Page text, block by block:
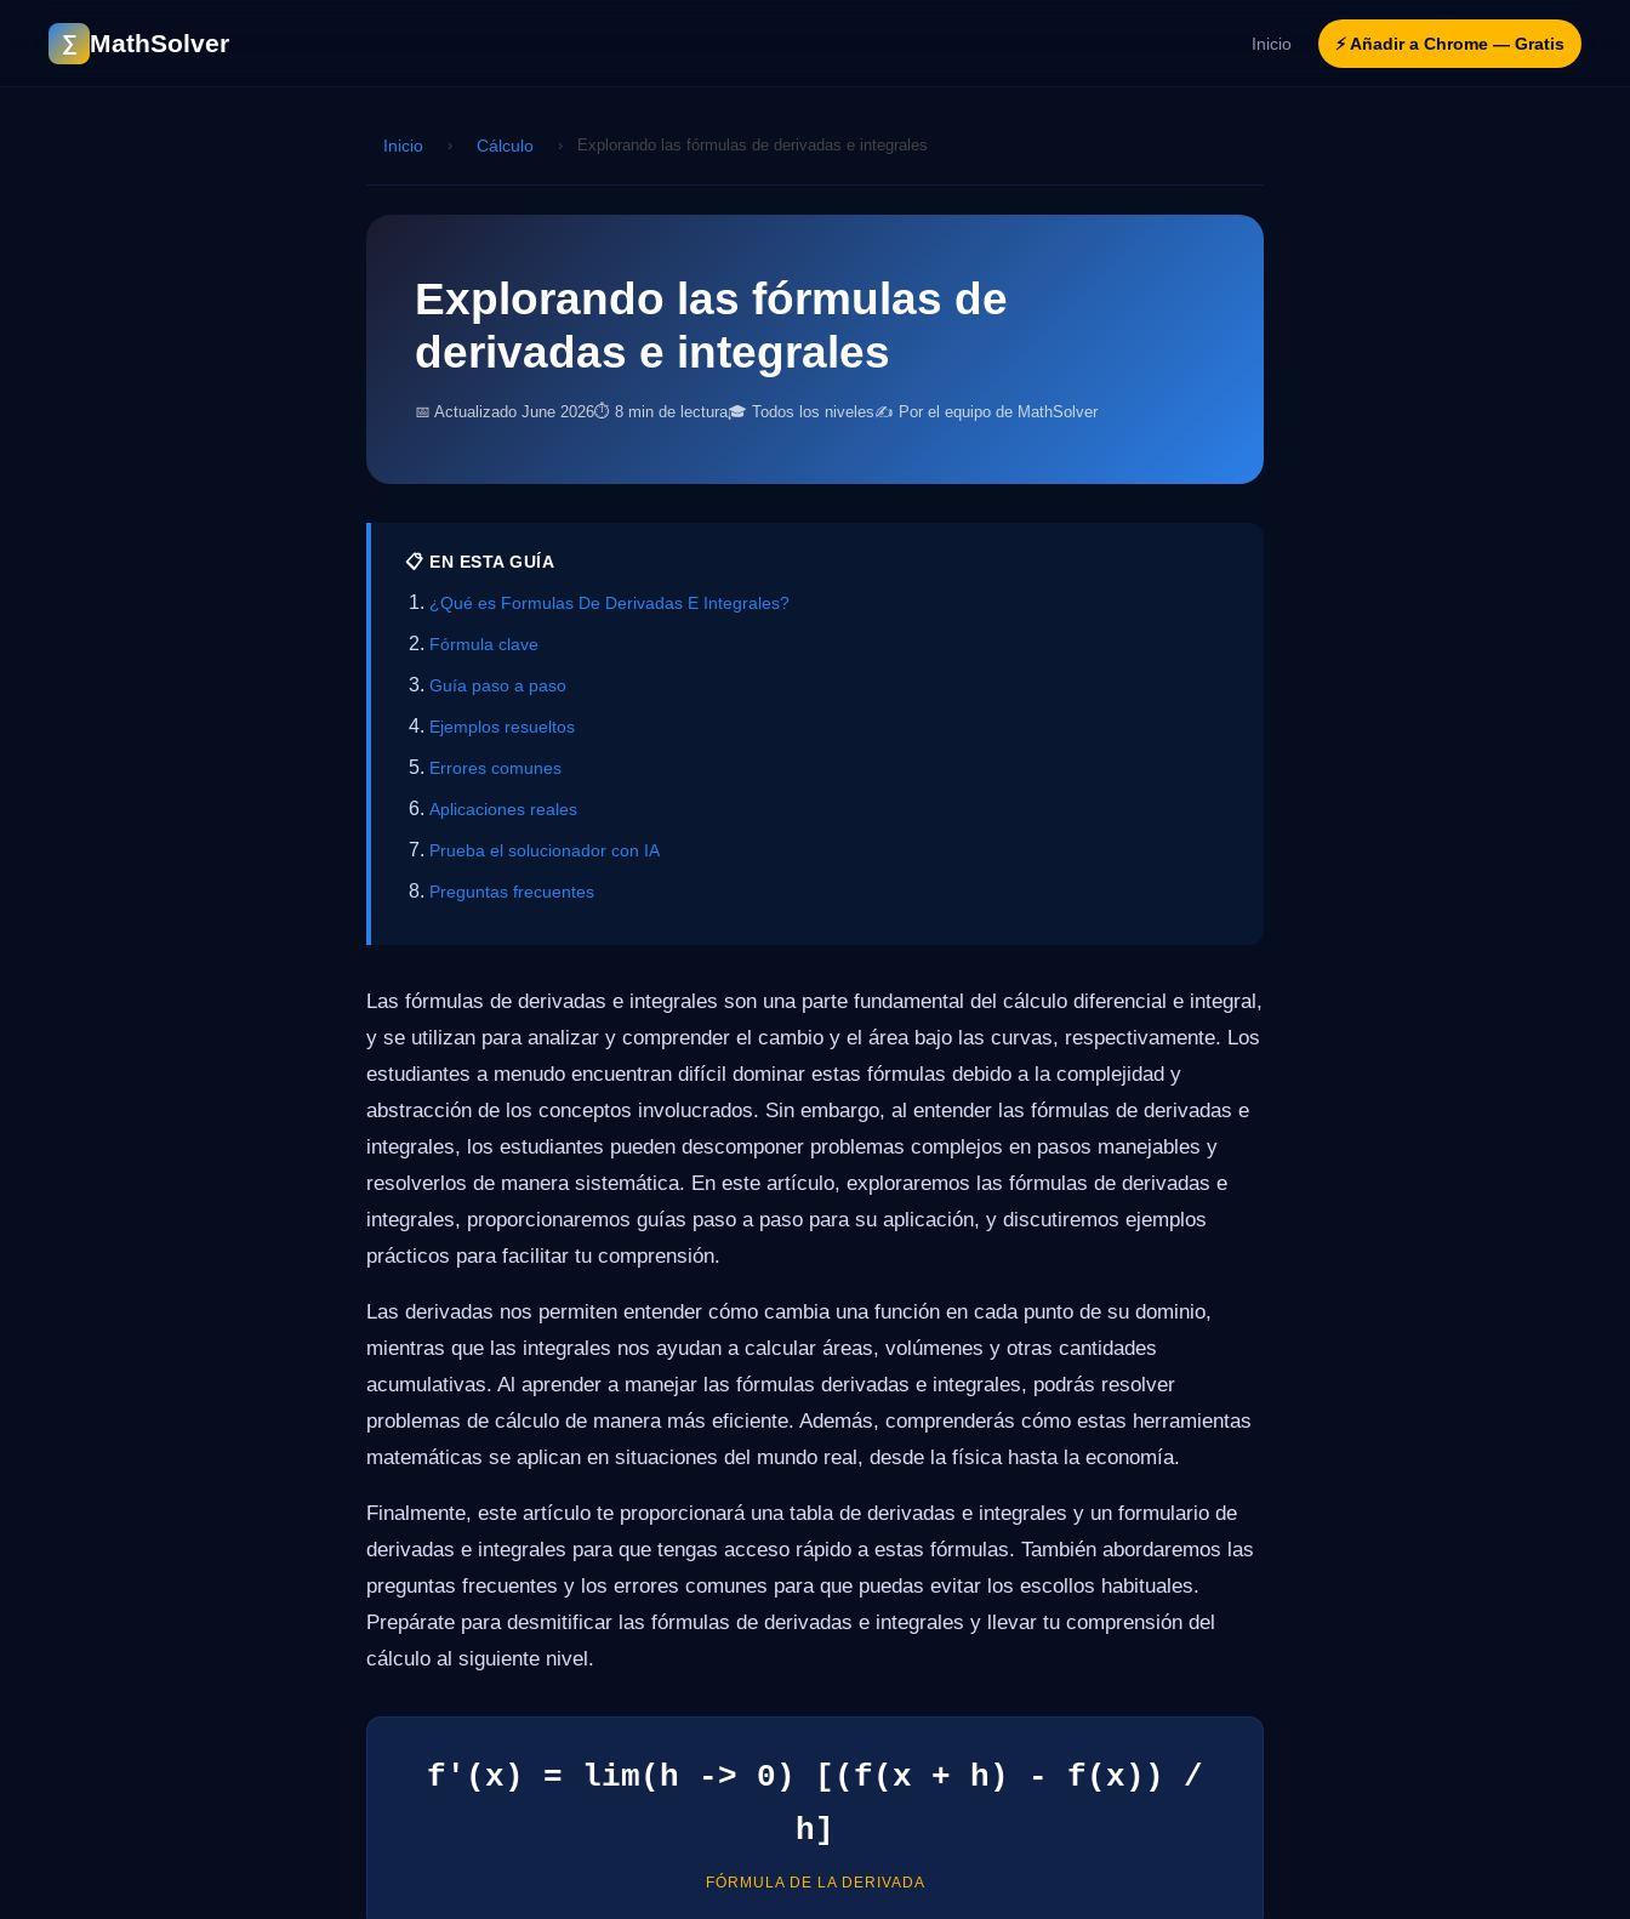
∑ MathSolver Inicio ⚡ Añadir a Chrome — Gratis
Inicio › Cálculo › Explorando las fórmulas de derivadas e integrales
Explorando las fórmulas de
derivadas e integrales
📅 Actualizado June 2026⏱ 8 min de lectura🎓 Todos los niveles✍️ Por el equipo de MathSolver
📋 EN ESTA GUÍA
¿Qué es Formulas De Derivadas E Integrales?
Fórmula clave
Guía paso a paso
Ejemplos resueltos
Errores comunes
Aplicaciones reales
Prueba el solucionador con IA
Preguntas frecuentes
Las fórmulas de derivadas e integrales son una parte fundamental del cálculo diferencial e integral,
y se utilizan para analizar y comprender el cambio y el área bajo las curvas, respectivamente. Los
estudiantes a menudo encuentran difícil dominar estas fórmulas debido a la complejidad y
abstracción de los conceptos involucrados. Sin embargo, al entender las fórmulas de derivadas e
integrales, los estudiantes pueden descomponer problemas complejos en pasos manejables y
resolverlos de manera sistemática. En este artículo, exploraremos las fórmulas de derivadas e
integrales, proporcionaremos guías paso a paso para su aplicación, y discutiremos ejemplos
prácticos para facilitar tu comprensión.
Las derivadas nos permiten entender cómo cambia una función en cada punto de su dominio,
mientras que las integrales nos ayudan a calcular áreas, volúmenes y otras cantidades
acumulativas. Al aprender a manejar las fórmulas derivadas e integrales, podrás resolver
problemas de cálculo de manera más eficiente. Además, comprenderás cómo estas herramientas
matemáticas se aplican en situaciones del mundo real, desde la física hasta la economía.
Finalmente, este artículo te proporcionará una tabla de derivadas e integrales y un formulario de
derivadas e integrales para que tengas acceso rápido a estas fórmulas. También abordaremos las
preguntas frecuentes y los errores comunes para que puedas evitar los escollos habituales.
Prepárate para desmitificar las fórmulas de derivadas e integrales y llevar tu comprensión del
cálculo al siguiente nivel.
f'(x) = lim(h -> 0) [(f(x + h) - f(x)) /
h]
FÓRMULA DE LA DERIVADA